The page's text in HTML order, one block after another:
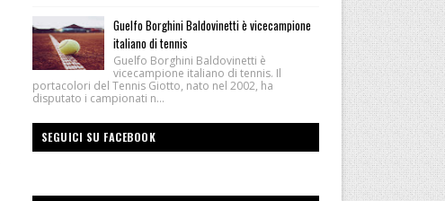
Guelfo Borghini Baldovinetti è vicecampione
italiano di tennis
Guelfo Borghini Baldovinetti è
vicecampione italiano di tennis. Il
portacolori del Tennis Giotto, nato nel 2002, ha
disputato i campionati n...
SEGUICI SU FACEBOOK